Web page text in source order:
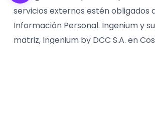
servicios externos estén obligados
Información Personal. Ingenium y
matriz, Ingenium by DCC S.A. en